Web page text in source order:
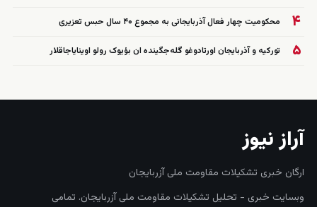
۴ محکومیت چهار فعال آذربایجانی به مجموع ۴۰ سال حبس تعزیری
۵ تورکیه و آذربایجان اورتادوغو گله‌جگینده ان بؤیوک رولو اوینایاجاقلار
آراز نیوز
ارگان خبری تشکیلات مقاومت ملی آزربایجان
وبسایت خبری - تحلیل تشکیلات مقاومت ملی آزربایجان. تمامی